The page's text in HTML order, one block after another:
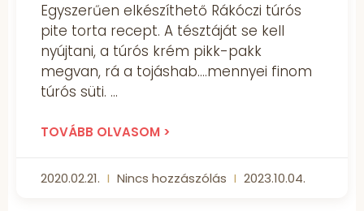
Egyszerűen elkészíthető Rákóczi túrós
pite torta recept. A tésztáját se kell
nyújtani, a túrós krém pikk-pakk
megvan, rá a tojáshab….mennyei finom
túrós süti.
TOVÁBB OLVASOM >
2020.02.21. Nincs hozzászólás 2023.10.04.